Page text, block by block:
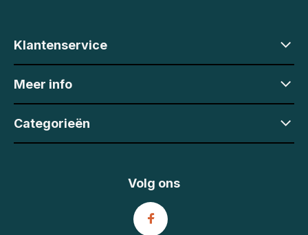
Klantenservice
Meer info
Categorieën
Volg ons